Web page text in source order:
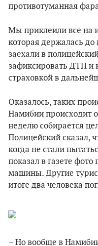
противотуманная
Мы приклеили всё на
которая держалась
заехали в
зафиксировать ДТП и
страховкой в
Оказалось, таких
Намибии происходит
неделю собирается
Полицейский сказал,
когда не стали
показал в газете
машины. Другие
итоге два человека
– Но вообще в